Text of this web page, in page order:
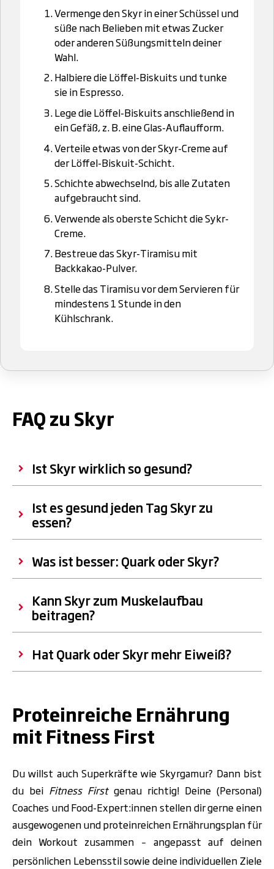
Vermenge den Skyr in einer Schüssel und
süße nach Belieben mit etwas Zucker
oder anderen Süßungsmitteln deiner
Wahl.
Halbiere die Löffel-Biskuits und tunke
sie in Espresso.
Lege die Löffel-Biskuits anschließend in
ein Gefäß, z. B. eine Glas-Auflaufform.
Verteile etwas von der Skyr-Creme auf
der Löffel-Biskuit-Schicht.
Schichte abwechselnd, bis alle Zutaten
aufgebraucht sind.
Verwende als oberste Schicht die Sykr-
Creme.
Bestreue das Skyr-Tiramisu mit
Backkakao-Pulver.
Stelle das Tiramisu vor dem Servieren für
mindestens 1 Stunde in den
Kühlschrank.
FAQ zu Skyr
Ist Skyr wirklich so gesund?
Ist es gesund jeden Tag Skyr zu
essen?
Was ist besser: Quark oder Skyr?
Kann Skyr zum Muskelaufbau
beitragen?
Hat Quark oder Skyr mehr Eiweiß?
Proteinreiche Ernährung
mit Fitness First
Du willst auch Superkräfte wie Skyrgamur? Dann bist
du bei Fitness First genau richtig! Deine (Personal)
Coaches und Food-Expert:innen stellen dir gerne einen
ausgewogenen und proteinreichen Ernährungsplan für
dein Workout zusammen
– angepasst auf deinen
persönlichen Lebensstil sowie deine individuellen Ziele